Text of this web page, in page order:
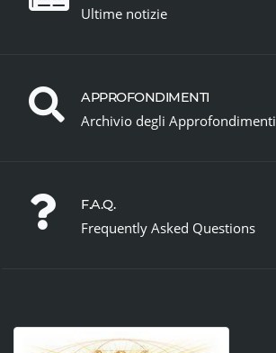
Ultime notizie
APPROFONDIMENTI
Archivio degli Approfondimenti
F.A.Q.
Frequently Asked Questions